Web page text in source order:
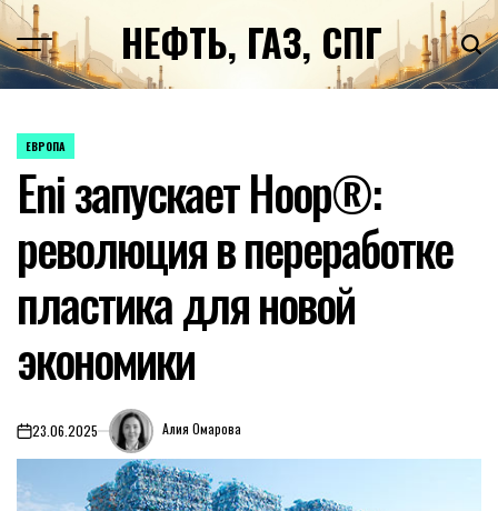
Перейти
к
содержимомуНЕФТЬ, ГАЗ, СПГ
ОПУБЛИКОВАНО
ЕВРОПА
Eni запускает Hoop®:
революция в переработке
пластика для новой
экономики
on23.06.2025 Алия Омарова